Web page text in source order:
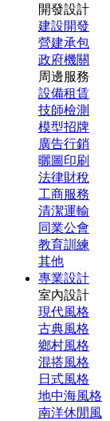
開發設計
建設開發
營建承包
政府機關
周邊服務
設備租賃
技師檢測
模型招牌
廣告行銷
曬圖印刷
法律財稅
工商服務
清潔運輸
同業公會
教育訓練
其他
專業設計
室內設計
現代風格
古典風格
鄉村風格
混搭風格
日式風格
地中海風格
南洋休閒風